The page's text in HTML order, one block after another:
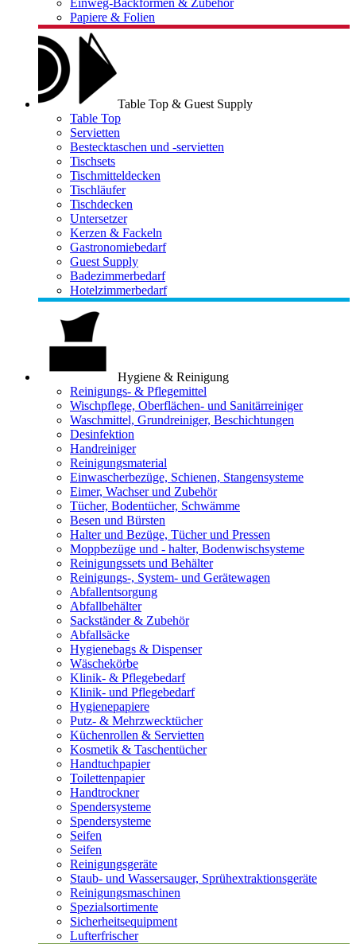
Einweg-Backformen & Zubehör
Papiere & Folien
Table Top & Guest Supply
Table Top
Servietten
Bestecktaschen und -servietten
Tischsets
Tischmitteldecken
Tischläufer
Tischdecken
Untersetzer
Kerzen & Fackeln
Gastronomiebedarf
Guest Supply
Badezimmerbedarf
Hotelzimmerbedarf
Hygiene & Reinigung
Reinigungs- & Pflegemittel
Wischpflege, Oberflächen- und Sanitärreiniger
Waschmittel, Grundreiniger, Beschichtungen
Desinfektion
Handreiniger
Reinigungsmaterial
Einwascherbezüge, Schienen, Stangensysteme
Eimer, Wachser und Zubehör
Tücher, Bodentücher, Schwämme
Besen und Bürsten
Halter und Bezüge, Tücher und Pressen
Moppbezüge und - halter, Bodenwischsysteme
Reinigungssets und Behälter
Reinigungs-, System- und Gerätewagen
Abfallentsorgung
Abfallbehälter
Sackständer & Zubehör
Abfallsäcke
Hygienebags & Dispenser
Wäschekörbe
Klinik- & Pflegebedarf
Klinik- und Pflegebedarf
Hygienepapiere
Putz- & Mehrzwecktücher
Küchenrollen & Servietten
Kosmetik & Taschentücher
Handtuchpapier
Toilettenpapier
Handtrockner
Spendersysteme
Spendersysteme
Seifen
Seifen
Reinigungsgeräte
Staub- und Wassersauger, Sprühextraktionsgeräte
Reinigungsmaschinen
Spezialsortimente
Sicherheitsequipment
Lufterfrischer